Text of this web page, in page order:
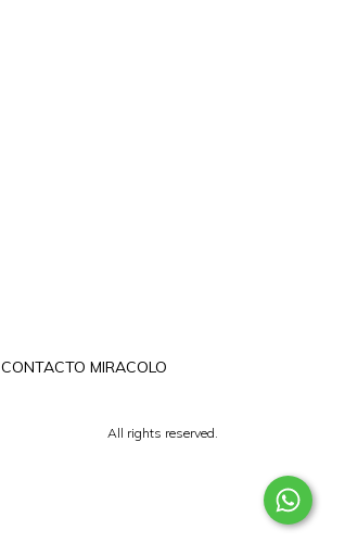
CONTACTO MIRACOLO
All rights reserved.